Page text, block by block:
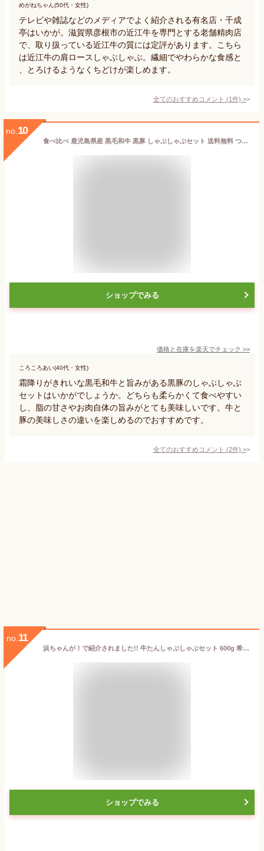
めがねちゃん(50代・女性)
テレビや雑誌などのメディアでよく紹介される有名店・千成
亭はいかが。滋賀県彦根市の近江牛を専門とする老舗精肉店
で、取り扱っている近江牛の質には定評があります。こちら
は近江牛の肩ロースしゃぶしゃぶ。繊細でやわらかな食感と
、とろけるようなくちどけが楽しめます。
全てのおすすめコメント (1件) >
no. 10
食べ比べ 鹿児島県産 黒毛和牛 黒豚 しゃぶしゃぶセット 送料無料 つゆ付 400g~800g 高級 霜降り 牛肉 しゃぶしゃぶ すき焼き 肉 プレゼント 内祝い お祝い お返し お取り寄せ グルメ ギフト 和牛 国産 お歳暮 御歳暮 ハロウィン
ショップでみる
価格と在庫を楽天でチェック >>
ころころあい(40代・女性)
霜降りがきれいな黒毛和牛と旨みがある黒豚のしゃぶしゃぶ
セットはいかがでしょうか。どちらも柔らかくて食べやすい
し、脂の甘さやお肉自体の旨みがとても美味しいです。牛と
豚の美味しさの違いを楽しめるのでおすすめです。
全てのおすすめコメント (2件) >
no. 11
浜ちゃんが！で紹介されました!! 牛たんしゃぶしゃぶセット 600g 希少価値 冷凍 ギフト プレゼント ラッピング 産地直送 石井食品 正規代理店
ショップでみる